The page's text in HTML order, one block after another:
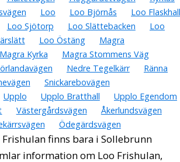
Loo Loo Björnås
Loo
Loo Sjötorp Loo Slättebacken
Loo
Loo Östäng
Magra
Magra Kyrka
Magra Stommens Väg
Nedre Tegelkärr
Ränna
Snickarebovägen
Upplo Upplo Bratthall
Upplo Egendom
Västergårdsvägen
Åkerlundsvägen
Ödegärdsvägen
finns bara i Sollebrunn
information om Loo Frishulan,